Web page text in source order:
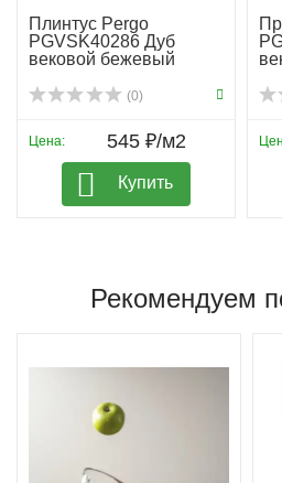
Плинтус Pergo
PGVSK40286 Дуб
вековой бежевый
(0)
Цена: 545 ₽/м2
Купить
Рекомендуем